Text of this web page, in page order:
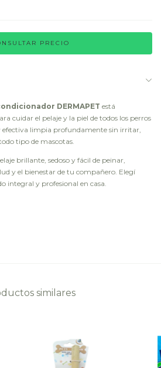
DERMAPET está
cuidar el pelaje y la piel de todos los perros
efectiva limpia profundamente sin irritar,
tipo de mascotas.
brillante, sedoso y fácil de peinar,
y el bienestar de tu compañero. Elegí
integral y profesional en casa.
similares